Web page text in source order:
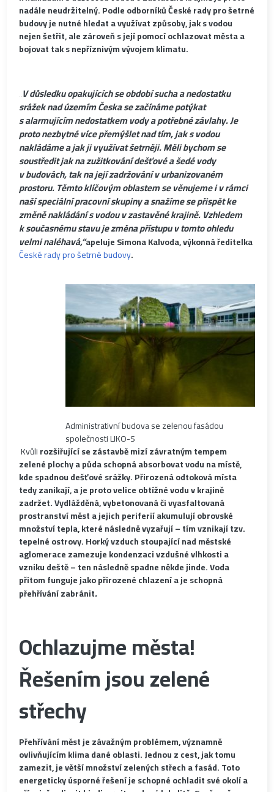
nadále neudržitelný. Podle odborníků České rady pro šetrné
budovy je nutné hledat a využívat způsoby, jak s vodou
nejen šetřit, ale zároveň s její pomocí ochlazovat města a
bojovat tak s nepříznivým vývojem klimatu.
„V důsledku opakujících se období sucha a nedostatku
srážek nad územím Česka se začínáme potýkat
s alarmujícím nedostatkem vody a potřebné závlahy. Je
proto nezbytné více přemýšlet nad tím, jak s vodou
nakládáme a jak ji využívat šetrněji. Měli bychom se
soustředit jak na zužitkování dešťové a šedé vody
v budovách, tak na její zadržování v urbanizovaném
prostoru. Těmto klíčovým oblastem se věnujeme i v rámci
naší speciální pracovní skupiny a snažíme se přispět ke
změně nakládání s vodou v zastavěné krajině. Vzhledem
k současnému stavu je změna přístupu v tomto ohledu
velmi naléhavá,“apeluje Simona Kalvoda, výkonná ředitelka
České rady pro šetrné budovy.
Administrativní budova se zelenou fasádou
společnosti LIKO-S
Kvůlirozšiřující se zástavbě mizí závratným tempem
zelené plochy a půda schopná absorbovat vodu na místě,
kde spadnou dešťové srážky. Přirozená odtoková místa
tedy zanikají, a je proto velice obtížné vodu v krajině
zadržet. Vydlážděná, vybetonovaná či vyasfaltovaná
prostranství měst a jejich periferií akumulují obrovské
množství tepla, které následně vyzařují – tím vznikají tzv.
tepelné ostrovy. Horký vzduch stoupající nad městské
aglomerace zamezuje kondenzaci vzdušné vlhkosti a
vzniku deště – ten následně spadne někde jinde. Voda
přitom funguje jako přirozené chlazení a je schopná
přehřívání zabránit.
Ochlazujme města!
Řešením jsou zelené
střechy
Přehřívání měst je závažným problémem, významně
ovlivňujícím klima dané oblasti. Jednou z cest, jak tomu
zamezit, je větší množství zelených střech a fasád. Toto
energeticky úsporné řešení je schopné ochladit své okolí a